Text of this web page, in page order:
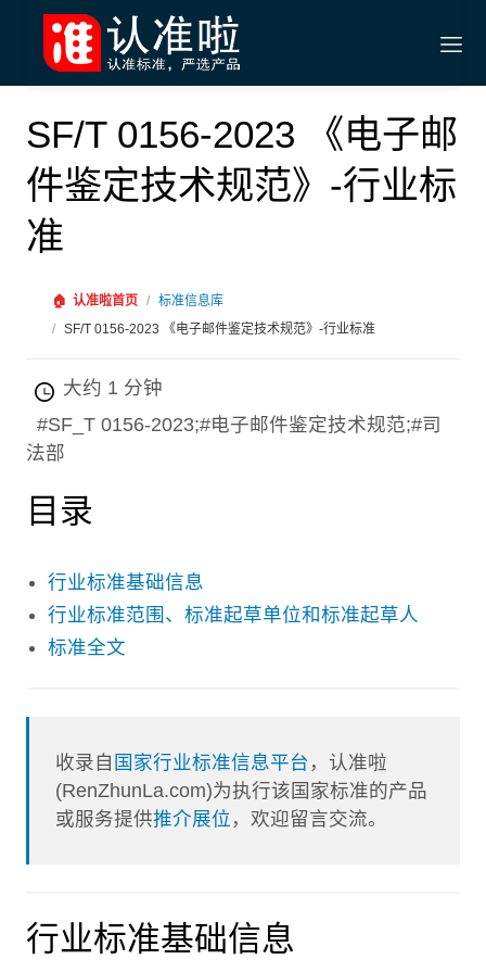
SF/T 0156-2023 《电子邮
件鉴定技术规范》-行业标
准
🏠 认准啦首页 / 标准信息库
/ SF/T 0156-2023 《电子邮件鉴定技术规范》-行业标准
大约 1 分钟
#SF_T 0156-2023;#电子邮件鉴定技术规范;#司
法部
目录
行业标准基础信息
行业标准范围、标准起草单位和标准起草人
标准全文
收录自 国家行业标准信息平台 ，认准啦
(RenZhunLa.com)为执行该国家标准的产品
或服务提供推介展位 ，欢迎留言交流。
行业标准基础信息